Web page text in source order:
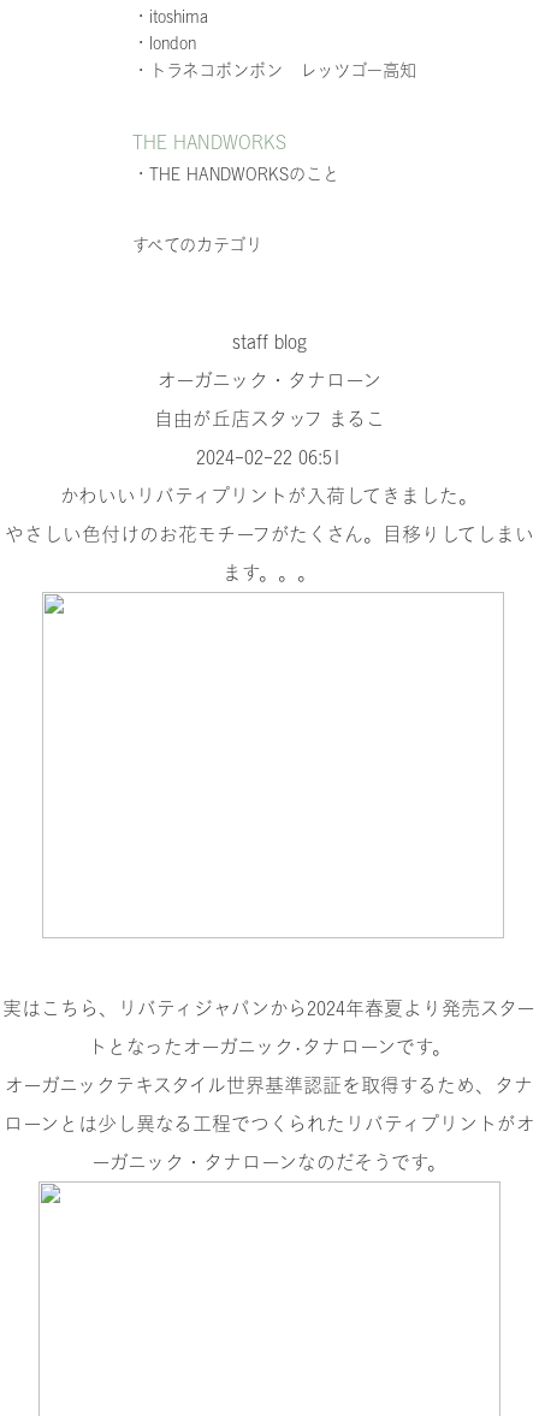
・itoshima
・london
・トラネコボンボン レッツゴー高知
THE HANDWORKS
・THE HANDWORKSのこと
すべてのカテゴリ
staff blog
オーガニック・タナローン
自由が丘店スタッフ まるこ
2024-02-22 06:51
かわいいリバティプリントが入荷してきました。
やさしい色付けのお花モチーフがたくさん。目移りしてしまい
ます。。。
実はこちら、リバティジャパンから 2024年春夏より発売スター
トとなったオーガニック•タナローンです。
オーガニックテキスタイル世界基準認証を取得するため、タナ
ローンとは少し異なる工程でつくられたリバティプリントがオ
ーガニック・タナローンなのだそうです。